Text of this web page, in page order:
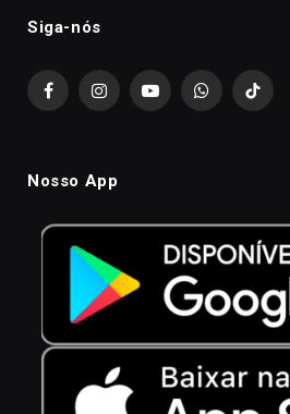
Siga-nós
FacebookInstagramYouTubeWhatsAppTikTok
Nosso App